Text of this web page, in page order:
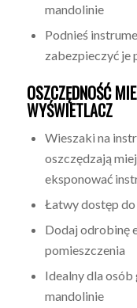
mandolinie
Podnieś
zabezpieczyć je
OSZCZĘDNOŚĆ
WYŚWIETLACZ
Wieszaki na
oszczędzają
eksponować
Łatwy dostęp
Dodaj odrobinę
pomieszczenia
Idealny dla osób
mandolinie